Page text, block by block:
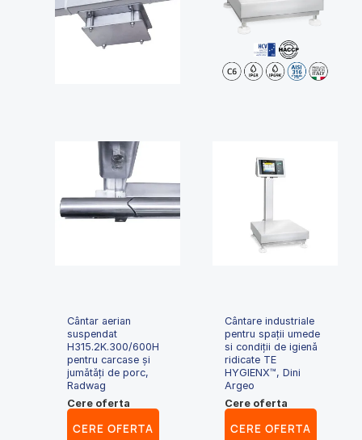
Cântar aerian
suspendat
H315.2K.300/600H
pentru carcase și
jumătăți de porc,
Radwag
Cere oferta
CERE OFERTA
Cântare industriale
pentru spații umede
si condiții de igienă
ridicate TE
HYGIENX™, Dini
Argeo
Cere oferta
CERE OFERTA